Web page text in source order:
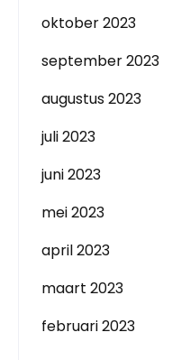
oktober 2023
september 2023
augustus 2023
juli 2023
juni 2023
mei 2023
april 2023
maart 2023
februari 2023